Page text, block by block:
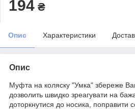
194 ₴
Опис Характеристики
Опис
Муфта на коляску "Умка" збереже
дозволить швидко зреагувати на
доторкнутися до носика, поправити